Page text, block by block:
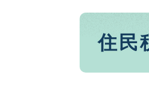
本
住民